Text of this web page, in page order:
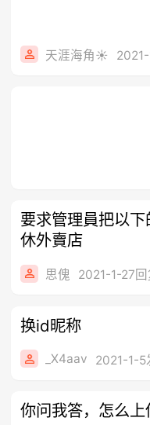
天涯海角☀
要求管理員把以
休外賣店
思傀 2021-1-27回
换id昵称
_X4aav 2021-1-5
你问我答，怎么上